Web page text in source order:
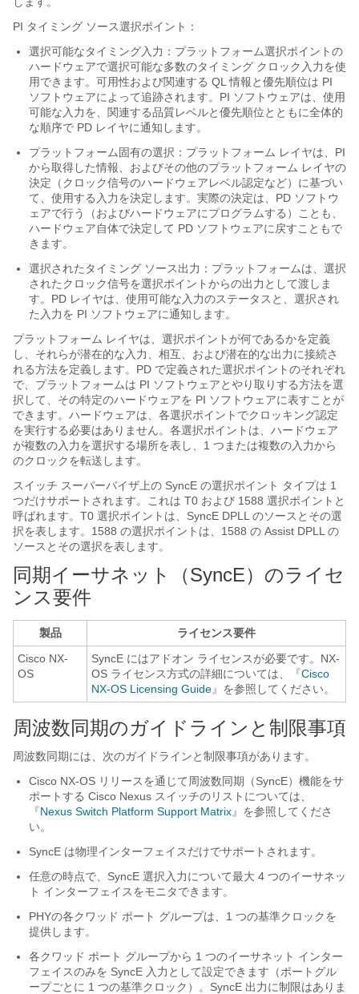
PI タイミング ソース選択ポイント：
選択可能なタイミング入力：プラットフォーム選択ポイントの
ハードウェアで選択可能な多数のタイミング クロック入力を使
用できます。可用性および関連する QL 情報と優先順位は PI
ソフトウェアによって追跡されます。PI ソフトウェアは、使用
可能な入力を、関連する品質レベルと優先順位とともに全体的
な順序で PD レイヤに通知します。
プラットフォーム固有の選択：プラットフォーム レイヤは、PI
から取得した情報、およびその他のプラットフォーム レイヤの
決定（クロック信号のハードウェアレベル認定など）に基づい
て、使用する入力を決定します。実際の決定は、PD ソフトウ
ェアで行う（およびハードウェアにプログラムする）ことも、
ハードウェア自体で決定して PD ソフトウェアに戻すこともで
きます。
選択されたタイミング ソース出力：プラットフォームは、選択
されたクロック信号を選択ポイントからの出力として渡しま
す。PD レイヤは、使用可能な入力のステータスと、選択され
た入力を PI ソフトウェアに通知します。
プラットフォーム レイヤは、選択ポイントが何であるかを定義
し、それらが潜在的な入力、相互、および潜在的な出力に接続さ
れる方法を定義します。PD で定義された選択ポイントのそれぞれ
で、プラットフォームは PI ソフトウェアとやり取りする方法を選
択して、その特定のハードウェアを PI ソフトウェアに表すことが
できます。ハードウェアは、各選択ポイントでクロッキング認定
を実行する必要はありません。各選択ポイントは、ハードウェア
が複数の入力を選択する場所を表し、1 つまたは複数の入力から
のクロックを転送します。
スイッチ スーパーバイザ上の SyncE の選択ポイント タイプは 1
つだけサポートされます。これは T0 および 1588 選択ポイントと
呼ばれます。T0 選択ポイントは、SyncE DPLL のソースとその選
択を表します。1588 の選択ポイントは、1588 の Assist DPLL の
ソースとその選択を表します。
同期イーサネット（SyncE）のライセ
ンス要件
製品
ライセンス要件
Cisco NX-
OS
SyncE にはアドオン ライセンスが必要です。NX-
OS ライセンス方式の詳細については、『Cisco
NX-OS Licensing Guide』を参照してください。
周波数同期のガイドラインと制限事項
周波数同期には、次のガイドラインと制限事項があります。
Cisco NX-OS リリースを通じて周波数同期（SyncE）機能をサ
ポートする Cisco Nexus スイッチのリストについては、
『Nexus Switch Platform Support Matrix』を参照してくださ
い。
SyncE は物理インターフェイスだけでサポートされます。
任意の時点で、SyncE 選択入力について最大 4 つのイーサネッ
ト インターフェイスをモニタできます。
PHYの各クワッド ポート グループは、1 つの基準クロックを
提供します。
各クワッド ポート グループから 1 つのイーサネット インター
フェイスのみを SyncE 入力として設定できます（ポートグル
ープごとに 1 つの基準クロック）。SyncE 出力に制限はありま